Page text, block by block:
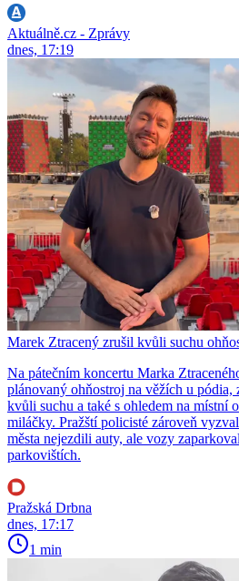
Aktuálně.cz - Zprávy
dnes, 17:19
Marek Ztracený zrušil kvůli suchu
Na pátečním koncertu Marka
plánovaný ohňostroj na věžích u pódia,
kvůli suchu a také s ohledem na místní
miláčky. Pražští policisté zároveň
města nejezdili auty, ale vozy
parkovištích.
Pražská Drbna
dnes, 17:17
1 min